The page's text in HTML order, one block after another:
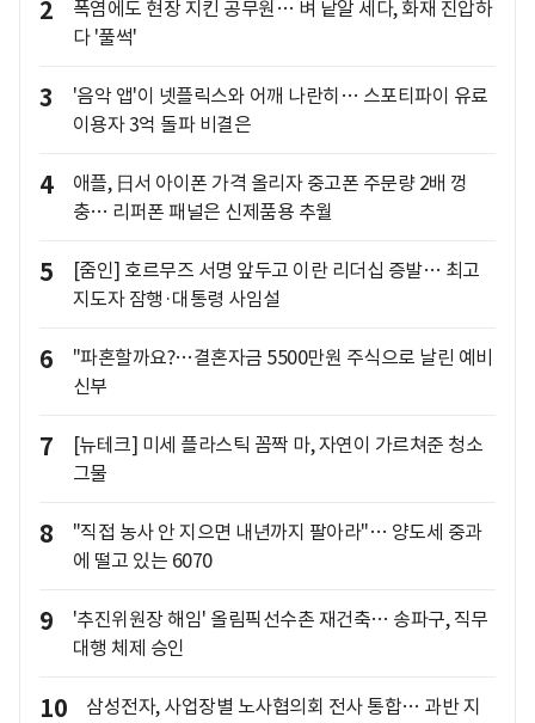
2
폭염에도 현장 지킨 공무원… 벼 낱알 세다, 화재 진압하
다 '풀썩'
3
'음악 앱'이 넷플릭스와 어깨 나란히… 스포티파이 유료
이용자 3억 돌파 비결은
4
애플, 日서 아이폰 가격 올리자 중고폰 주문량 2배 껑
충… 리퍼폰 패널은 신제품용 추월
5
[줌인] 호르무즈 서명 앞두고 이란 리더십 증발… 최고
지도자 잠행·대통령 사임설
6
"파혼할까요?…결혼자금 5500만원 주식으로 날린 예비
신부
7
[뉴테크] 미세 플라스틱 꼼짝 마, 자연이 가르쳐준 청소
그물
8
"직접 농사 안 지으면 내년까지 팔아라"… 양도세 중과
에 떨고 있는 6070
9
'추진위원장 해임' 올림픽선수촌 재건축… 송파구, 직무
대행 체제 승인
10
삼성전자, 사업장별 노사협의회 전사 통합… 과반 지